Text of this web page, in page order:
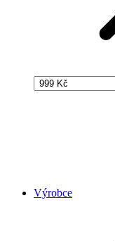
Výrobce